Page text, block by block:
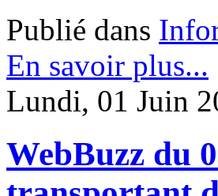
Publié dans
En savoir plus...
Lundi, 01 Juin
WebBuzz du